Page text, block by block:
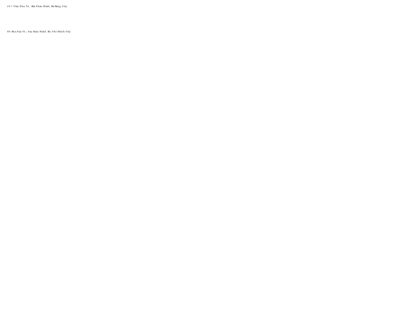
217 Tran Phu St., Hai Chau Ward, Da Nang City
05 Hoa Cau St., Cau Kieu Ward, Ho Chi Minh City